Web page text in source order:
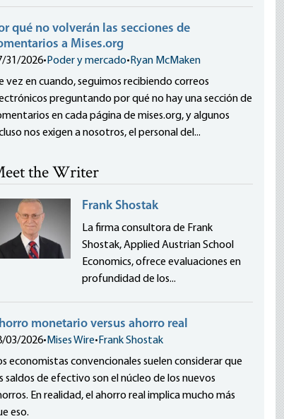
qué no volverán las secciones de
a Mises.org
31/2026• Poder y mercado• Ryan McMaken
vez en cuando, seguimos recibiendo correos
preguntando por qué no hay una sección de
en cada página de mises.org, y algunos
nos exigen a nosotros, el personal del...
the Writer
Frank Shostak
La firma consultora de Frank
Shostak, Applied Austrian School
Economics, ofrece evaluaciones en
profundidad de los...
monetario versus ahorro real
03/2026• Mises Wire• Frank Shostak
economistas convencionales suelen considerar que
saldos de efectivo son el núcleo de los nuevos
En realidad, el ahorro real implica mucho más
eso.